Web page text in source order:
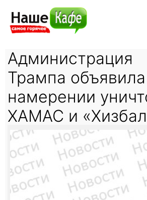
Администрация
Трампа
намерении
ХАМАС и